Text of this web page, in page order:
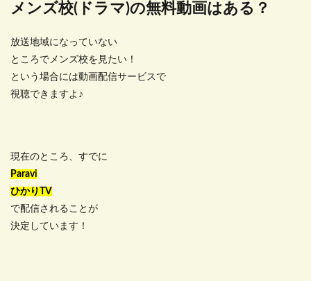
メンズ校(ドラマ)の無料動画はある？
放送地域になっていない
ところでメンズ校を見たい！
という場合には動画配信サービスで
視聴できますよ♪
現在のところ、すでに
Paravi
ひかりTV
で配信されることが
決定しています！